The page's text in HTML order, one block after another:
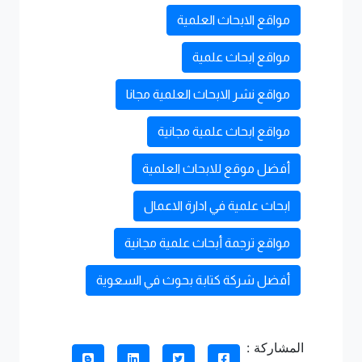
مواقع الابحاث العلمية
مواقع ابحاث علمية
مواقع نشر الابحاث العلمية مجانا
مواقع ابحاث علمية مجانية
أفضل موقع للابحاث العلمية
ابحاث علمية في ادارة الاعمال
مواقع ترجمة أبحاث علمية مجانية
أفضل شركة كتابة بحوث في السعوية
المشاركة :